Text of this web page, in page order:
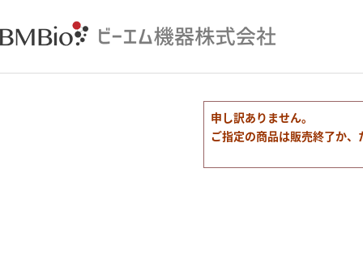
申し訳ありません。
ご指定の商品は販売終了か